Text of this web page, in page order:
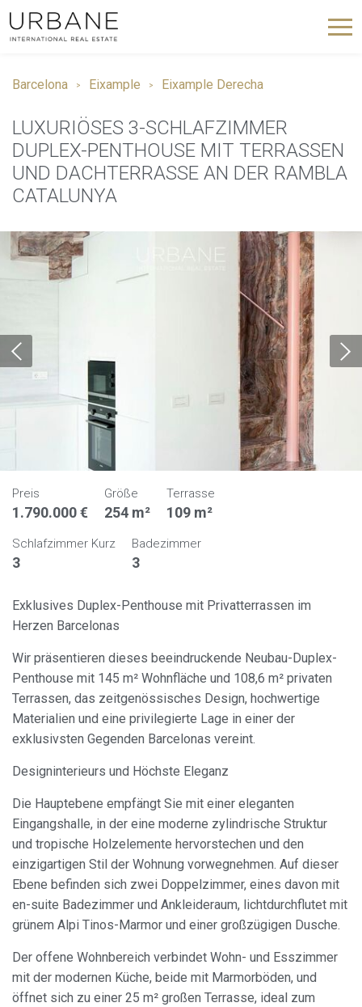
Barcelona Eixample Eixample Derecha
LUXURIÖSES 3-SCHLAFZIMMER
DUPLEX-PENTHOUSE MIT TERRASSEN
UND DACHTERRASSE AN DER RAMBLA
CATALUNYA
Preis
1.790.000 €
Größe
254 m²
Terrasse
109 m²
Schlafzimmer Kurz
3
Badezimmer
3
Exklusives Duplex-Penthouse mit Privatterrassen im
Herzen Barcelonas
Wir präsentieren dieses beeindruckende Neubau-Duplex-
Penthouse mit 145 m² Wohnfläche und 108,6 m² privaten
Terrassen, das zeitgenössisches Design, hochwertige
Materialien und eine privilegierte Lage in einer der
exklusivsten Gegenden Barcelonas vereint.
Designinterieurs und Höchste Eleganz
Die Hauptebene empfängt Sie mit einer eleganten
Eingangshalle, in der eine moderne zylindrische Struktur
und tropische Holzelemente hervorstechen und den
einzigartigen Stil der Wohnung vorwegnehmen. Auf dieser
Ebene befinden sich zwei Doppelzimmer, eines davon mit
en-suite Badezimmer und Ankleideraum, lichtdurchflutet mit
grünem Alpi Tinos-Marmor und einer großzügigen Dusche.
Der offene Wohnbereich verbindet Wohn- und Esszimmer
mit der modernen Küche, beide mit Marmorböden, und
öffnet sich zu einer 25 m² großen Terrasse, ideal zum